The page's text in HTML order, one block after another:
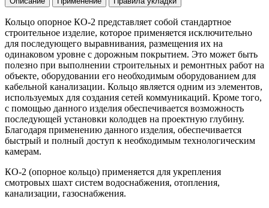
Кольцо опорное КО-2 представляет собой стандартное
строительное изделие, которое применяется исключительно
для последующего выравнивания, размещения их на
одинаковом уровне с дорожным покрытием. Это может быть
полезно при выполнении строительных и ремонтных работ на
объекте, оборудовании его необходимым оборудованием для
кабельной канализации. Кольцо является одним из элементов,
используемых для создания сетей коммуникаций. Кроме того,
с помощью данного изделия обеспечивается возможность
последующей установки колодцев на проектную глубину.
Благодаря применению данного изделия, обеспечивается
быстрый и полный доступ к необходимым технологическим
камерам.
КО-2 (опорное кольцо) применяется для укрепления
смотровых шахт систем водоснабжения, отопления,
канализации, газоснабжения.